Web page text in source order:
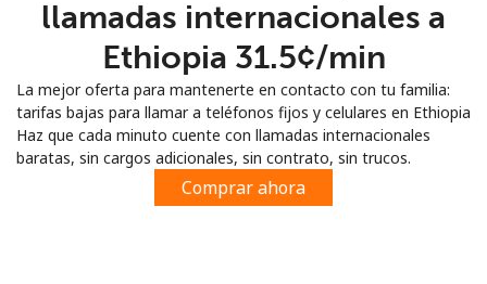
Regístrate con
llamadas internacionales a
Ethiopia ⁦31.5¢⁩/min
La mejor oferta para mantenerte en contacto con tu familia:
tarifas bajas para llamar a teléfonos fijos y celulares en Ethiopia
Haz que cada minuto cuente con llamadas internacionales
baratas, sin cargos adicionales, sin contrato, sin trucos.
Comprar ahora